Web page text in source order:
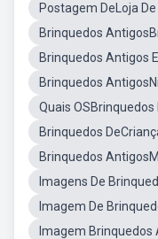
Postagem DeLoja
Brinquedos
Brinquedos Antigos
Brinquedos
Quais
Brinquedos
Brinquedos
Imagens De
Imagem De
Imagem Brinquedos